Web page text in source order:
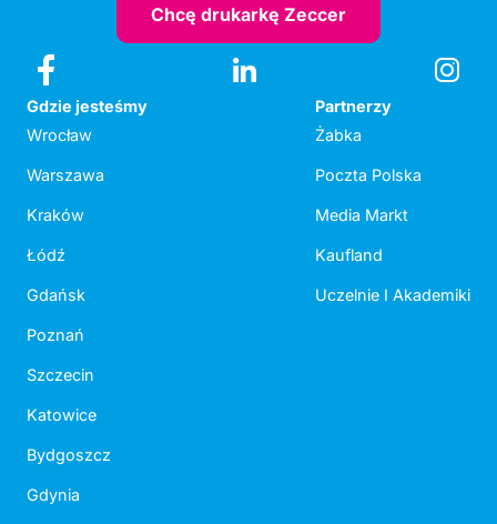
Chcę drukarkę Zeccer
Gdzie jesteśmy
Wrocław
Warszawa
Kraków
Łódź
Gdańsk
Poznań
Szczecin
Katowice
Bydgoszcz
Gdynia
Partnerzy
Żabka
Poczta Polska
Media Markt
Kaufland
Uczelnie I Akademiki